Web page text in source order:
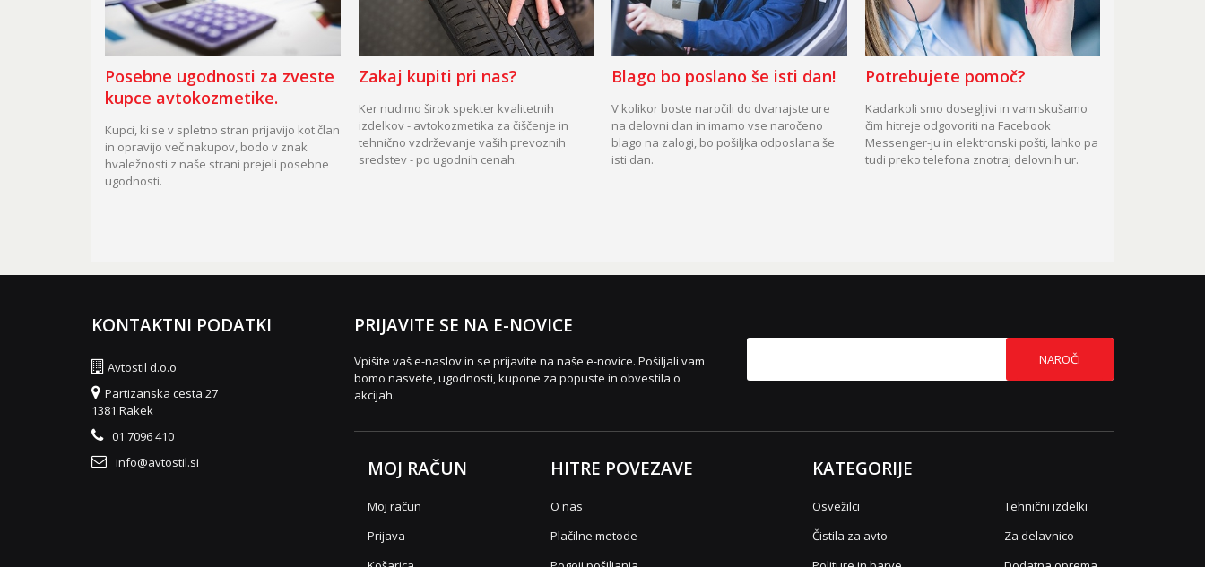
Posebne ugodnosti za zveste
kupce avtokozmetike.
Kupci, ki se v spletno stran prijavijo kot član
in opravijo več nakupov, bodo v znak
hvaležnosti z naše strani prejeli posebne
ugodnosti.
Zakaj kupiti pri nas?
Ker nudimo širok spekter kvalitetnih
izdelkov - avtokozmetika za čiščenje in
tehnično vzdrževanje vaših prevoznih
sredstev - po ugodnih cenah.
Blago bo poslano še isti dan!
V kolikor boste naročili do dvanajste ure
na delovni dan in imamo vse naročeno
blago na zalogi, bo pošiljka odposlana še
isti dan.
Potrebujete pomoč?
Kadarkoli smo dosegljivi in vam skušamo
čim hitreje odgovoriti na Facebook
Messenger-ju in elektronski pošti, lahko pa
tudi preko telefona znotraj delovnih ur.
KONTAKTNI PODATKI
Avtostil d.o.o
Partizanska cesta 27
1381 Rakek
01 7096 410
info@avtostil.si
PRIJAVITE SE NA E-NOVICE
Vpišite vaš e-naslov in se prijavite na naše e-novice. Pošiljali vam
bomo nasvete, ugodnosti, kupone za popuste in obvestila o
akcijah.
NAROČI
MOJ RAČUN
Moj račun
Prijava
HITRE POVEZAVE
O nas
Plačilne metode
KATEGORIJE
Osvežilci
Čistila za avto
Tehnični izdelki
Za delavnico